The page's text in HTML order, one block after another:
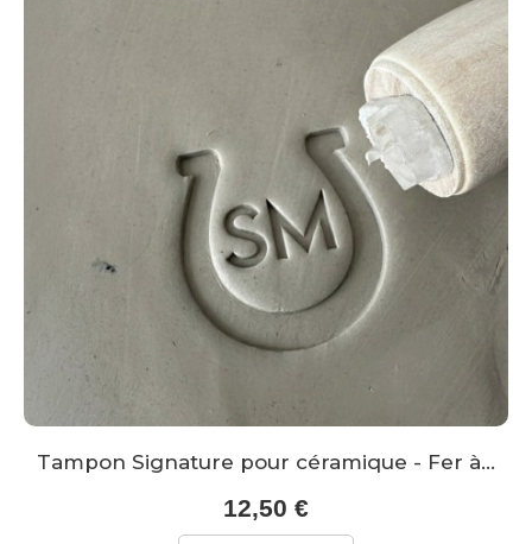
Tampon Signature pour céramique - Fer à...
12,50 €